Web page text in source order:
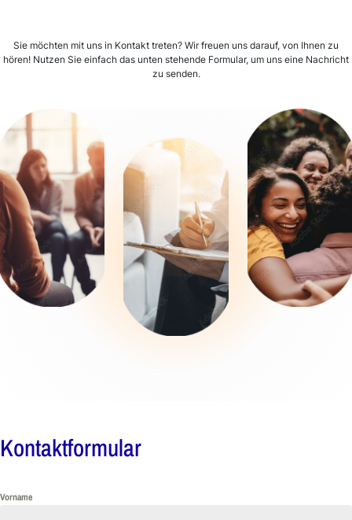
Sie möchten mit uns in Kontakt treten? Wir freuen uns darauf, von Ihnen zu
hören! Nutzen Sie einfach das unten stehende Formular, um uns eine Nachricht
zu senden.
Kontaktformular
Vorname